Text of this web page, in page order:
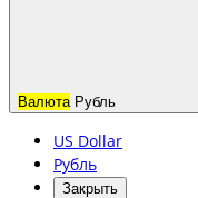
Валюта Рубль
US Dollar
Рубль
Закрыть